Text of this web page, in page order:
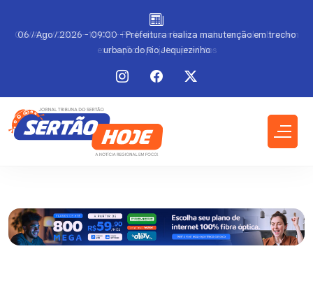
06 / Ago / 2026 - 09:00 - Prefeitura realiza manutenção em trecho
urbano do Rio Jequiezinho